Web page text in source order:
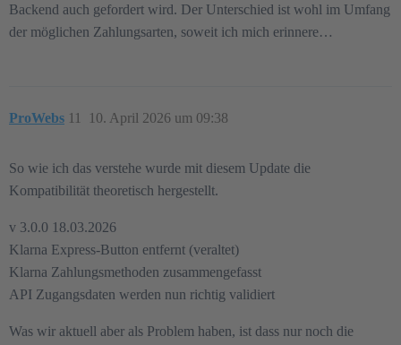
Backend auch gefordert wird. Der Unterschied ist wohl im Umfang
der möglichen Zahlungsarten, soweit ich mich erinnere…
ProWebs 10. April 2026 um 09:38
11
So wie ich das verstehe wurde mit diesem Update die
Kompatibilität theoretisch hergestellt.
v 3.0.0 18.03.2026
Klarna Express-Button entfernt (veraltet)
Klarna Zahlungsmethoden zusammengefasst
API Zugangsdaten werden nun richtig validiert
Was wir aktuell aber als Problem haben, ist dass nur noch die